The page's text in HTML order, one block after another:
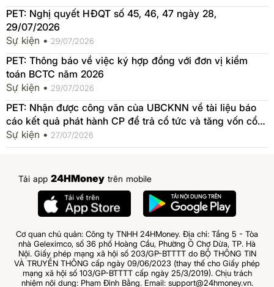
PET: Nghị quyết HĐQT số 45, 46, 47 ngày 28,
29/07/2026
Sự kiện • 29/07/2026
PET: Thông báo về việc ký hợp đồng với đơn vị kiểm
toán BCTC năm 2026
Sự kiện • 29/07/2026
PET: Nhận được công văn của UBCKNN về tài liệu báo
cáo kết quả phát hành CP để trả cổ tức và tăng vốn cổ
phần từ nguồn vốn CSH
Sự kiện • 27/07/2026
Tải app 24HMoney trên mobile
Cơ quan chủ quản: Công ty TNHH 24HMoney. Địa chỉ: Tầng 5 - Tòa
nhà Geleximco, số 36 phố Hoàng Cầu, Phường Ô Chợ Dừa, TP. Hà
Nội. Giấy phép mạng xã hội số 203/GP-BTTTT do BỘ THÔNG TIN
VÀ TRUYỀN THÔNG cấp ngày 09/06/2023 (thay thế cho Giấy phép
mạng xã hội số 103/GP-BTTTT cấp ngày 25/3/2019). Chịu trách
nhiệm nội dung: Phạm Đình Bằng. Email: support@24hmoney.vn.